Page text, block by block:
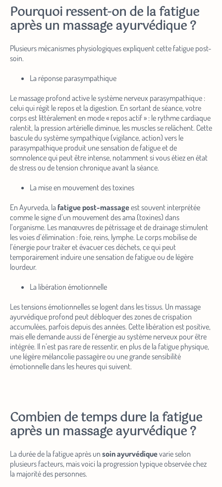
Pourquoi ressent-on de la fatigue
après un massage ayurvédique ?
Plusieurs mécanismes physiologiques expliquent cette fatigue post-
soin.
La réponse parasympathique
Le massage profond active le système nerveux parasympathique :
celui qui régit le repos et la digestion. En sortant de séance, votre
corps est littéralement en mode « repos actif » : le rythme cardiaque
ralentit, la pression artérielle diminue, les muscles se relâchent. Cette
bascule du système sympathique (vigilance, action) vers le
parasympathique produit une sensation de fatigue et de
somnolence qui peut être intense, notamment si vous étiez en état
de stress ou de tension chronique avant la séance.
La mise en mouvement des toxines
En Ayurveda, la fatigue post-massageest souvent interprétée
comme le signe d’un mouvement des ama (toxines) dans
l’organisme. Les manœuvres de pétrissage et de drainage stimulent
les voies d’élimination : foie, reins, lymphe. Le corps mobilise de
l’énergie pour traiter et évacuer ces déchets, ce qui peut
temporairement induire une sensation de fatigue ou de légère
lourdeur.
La libération émotionnelle
Les tensions émotionnelles se logent dans les tissus. Un massage
ayurvédique profond peut débloquer des zones de crispation
accumulées, parfois depuis des années. Cette libération est positive,
mais elle demande aussi de l’énergie au système nerveux pour être
intégrée. Il n’est pas rare de ressentir, en plus de la fatigue physique,
une légère mélancolie passagère ou une grande sensibilité
émotionnelle dans les heures qui suivent.
Combien de temps dure la fatigue
après un massage ayurvédique ?
La durée de la fatigue après un soin ayurvédiquevarie selon
plusieurs facteurs, mais voici la progression typique observée chez
la majorité des personnes.